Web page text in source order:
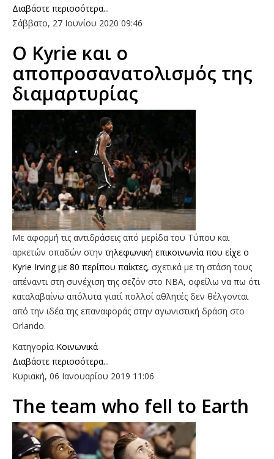
Διαβάστε περισσότερα...
Σάββατο, 27 Ιουνίου 2020 09:46
O Κyrie και ο
αποπροσανατολισμός της
διαμαρτυρίας
Με αφορμή τις αντιδράσεις από μερίδα του Τύπου και
αρκετών οπαδών στηντηλεφωνική επικοινωνία που είχε ο
Kyrie Irving με 80 περίπου παίκτες, σχετικά με τη στάση τους
απέναντι στη συνέχιση της σεζόν στο ΝΒΑ, οφείλω να πω ότι
καταλαβαίνω απόλυτα γιατί πολλοί αθλητές δεν θέλγονται
από την ιδέα της επαναφοράς στην αγωνιστική δράση στο
Orlando.
Κατηγορία Κοινωνικά
Διαβάστε περισσότερα...
Κυριακή, 06 Ιανουαρίου 2019 11:06
The team who fell to Earth